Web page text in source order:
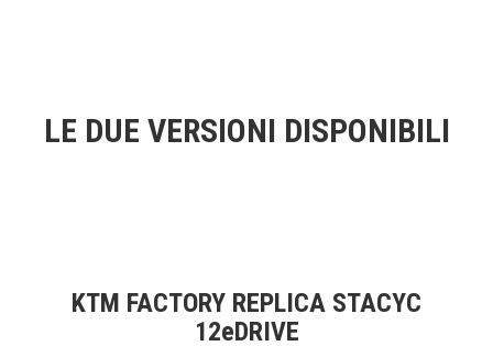
LE DUE VERSIONI DISPONIBILI
KTM FACTORY REPLICA STACYC
12eDRIVE